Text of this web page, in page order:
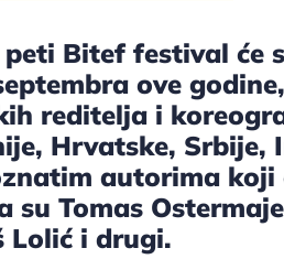
Bitef festival će
ove
reditelja i
Hrvatske, Srbije,
autorima koji
Tomas
Lolić i drugi.